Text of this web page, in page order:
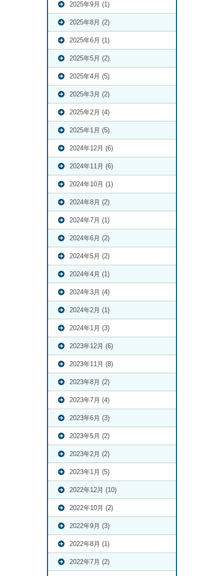
2025年9月 (1)
2025年8月 (2)
2025年6月 (1)
2025年5月 (2)
2025年4月 (5)
2025年3月 (2)
2025年2月 (4)
2025年1月 (5)
2024年12月 (6)
2024年11月 (6)
2024年10月 (1)
2024年8月 (2)
2024年7月 (1)
2024年6月 (2)
2024年5月 (2)
2024年4月 (1)
2024年3月 (4)
2024年2月 (1)
2024年1月 (3)
2023年12月 (6)
2023年11月 (8)
2023年8月 (2)
2023年7月 (4)
2023年6月 (3)
2023年5月 (2)
2023年2月 (2)
2023年1月 (5)
2022年12月 (10)
2022年10月 (2)
2022年9月 (3)
2022年8月 (1)
2022年7月 (2)